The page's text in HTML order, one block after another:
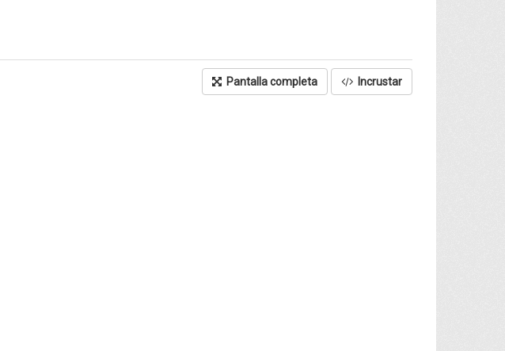
Pantalla completa Incrustar